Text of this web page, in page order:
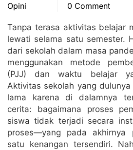
Opini
0 Comment
Tanpa terasa aktivitas belajar
lewati selama satu semester.
dari sekolah dalam masa
menggunakan metode
(PJJ) dan waktu belajar
Aktivitas sekolah yang
lama karena di dalamnya
cerita: bagaimana proses
siswa tidak terjadi secara
proses—yang pada akhirnya
satu kenangan tersendiri.